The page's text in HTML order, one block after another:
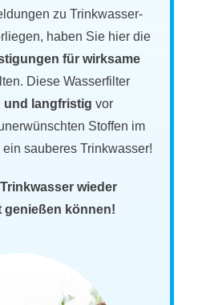
zu Trinkwasser-
haben Sie hier die
für wirksame
Diese Wasserfilter
und langfristig vor
Stoffen im
sauberes Trinkwasser!
wieder
genießen können!